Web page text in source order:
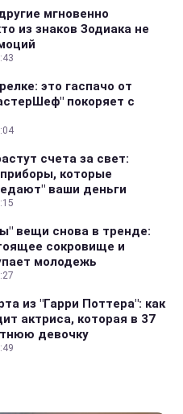
мгновенно
из знаков Зодиака не
это гаспачо от
покоряет с
счета за свет:
которые
ваши деньги
вещи снова в тренде:
сокровище и
молодежь
из "Гарри Поттера": как
актриса, которая в 37
девочку